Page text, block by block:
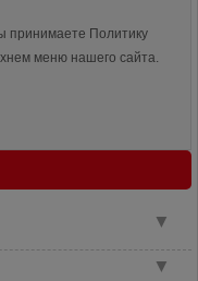
принимаете Политику
меню нашего сайта.
▼
▼